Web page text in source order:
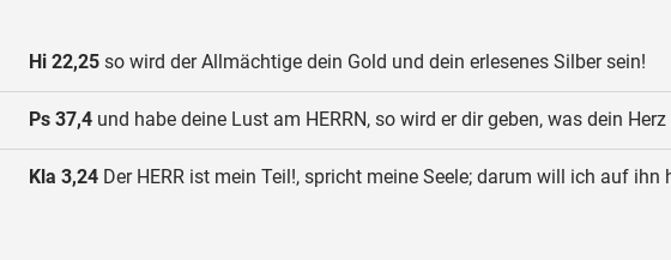
Hi 22,25 so wird der Allmächtige dein Gold und dein erlesenes Silber sein!
Ps 37,4 und habe deine Lust am HERRN, so wird er dir geben, was dein Herz
Kla 3,24 Der HERR ist mein Teil!, spricht meine Seele; darum will ich auf ihn